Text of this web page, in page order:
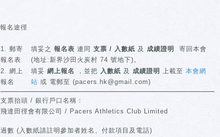
報名途徑
1. 郵寄
報名表
填妥之 報名表 連同 支票 / 入數紙 及 成績證明
寄回本會
(地址:新界沙田火炭村 74 號地下)。
2. 網上
報名
填妥 網上報名 ，並把 入數紙 及 成績證明 上載至 本會網
站 或 電郵至 (pacers.hk@gmail.com)
支票抬頭 / 銀行戶口名稱：
飛達田徑會有限公司 / Pacers Athletics Club Limited
過數 (入數紙請註明參加者姓名、付款項目及電話)